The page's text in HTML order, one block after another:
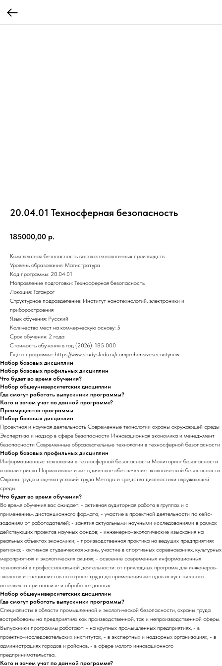
20.04.01 Техносферная безопасность
185000,00 р.
Комплексная безопасность высокотехнологичных производств
Уровень образования: Магистратура
Код программы: 20.04.01
Направление подготовки: Техносферная безопасность
Локация: Таганрог
Структурное подразделение: Институт нанотехнологий, электроники и
приборостроения
Язык обучения: Русский
Количество мест на коммерческую основу: 5
Срок обучения: 2 года
Стоимость обучения в год (2026): 185 000
Еще о программе: https://www.study.sfedu.ru/comprehensivesecuritynew
Набор базовых дисциплин
Набор базовых профильных дисциплин
Что будет во время обучения?
Набор общеуниверситетских дисциплин
Где смогут работать выпускники программы?
Кого и зачем учат по данной программе?
Преимущества программы
Набор базовых дисциплин
Проектная и научная деятельность Современные технологии охраны окружающей среды
Экспертиза и надзор в сфере безопасности Инновационная экономика и менеджмент
безопасности Современные образовательные технологии в техносферной безопасности
Набор базовых профильных дисциплин
Информационные технологии в техносферной безопасности Мониторинг безопасности
и анализ риска Нормативное и методическое обеспечение экологической безопасности
Охрана труда и оценка условий труда Методы и средства диагностики окружающей
среды
Что будет во время обучения?
Во время обучения вас ожидает: - активная аудиторная работа в группах и с
применением дистанционного формата; - участие в проектной деятельности по кейс-
заданиям от работодателей; - занятия актуальными научными исследованиями в рамках
действующих проектов научных фондов; - инженерно-экологические изыскания на
реальных объектах экономики; - производственная практика на ведущих предприятиях
региона; - активная студенческая жизнь, участие в спортивных соревнованиях, культурных
мероприятиях и экологических акциях; - освоение современных информационных
технологий в профессиональной деятельности: от прикладных программ для инженеров-
экологов и специалистов по охране труда до применения методов искусственного
интеллекта при анализе и обработке данных.
Набор общеуниверситетских дисциплин
Где смогут работать выпускники программы?
Специалисты в области промышленной и экологической безопасности, охраны труда
востребованы на предприятиях как производственной, так и непроизводственной сферы.
Выпускники программы работают: - на крупных промышленных предприятиях, - в
проектно-исследовательских институтах, - в экспертных и надзорных организациях, - в
администрациях городов и районов, - в сфере малого инновационного
предпринимательства.
Кого и зачем учат по данной программе?